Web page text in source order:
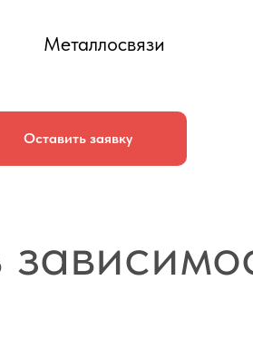
Металлосвязи
Оставить заявку